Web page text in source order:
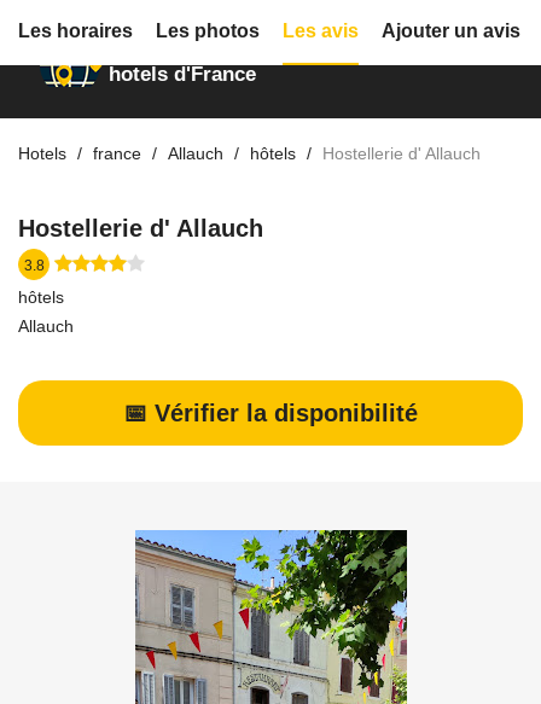
Annuaire des
hotels d'France
Hotels france Allauch hôtels Hostellerie d' Allauch
Hostellerie d' Allauch
3.8
hôtels
Allauch
📅 Vérifier la disponibilité
Les horaires Les photos Les avis Ajouter un avis